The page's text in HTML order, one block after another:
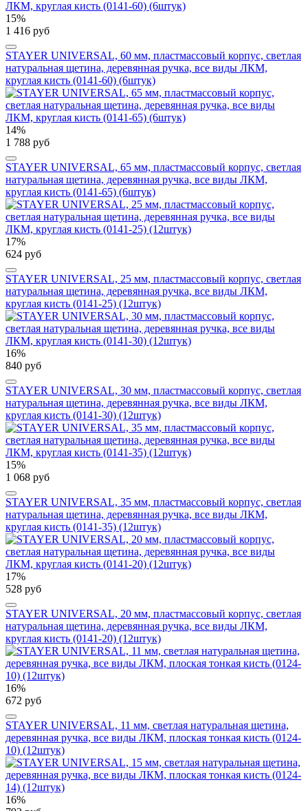
15%
1 416 руб
STAYER UNIVERSAL, 60 мм, пластмассовый корпус, светлая
натуральная щетина, деревянная ручка, все виды ЛКМ,
круглая кисть (0141-60) (6штук)
14%
1 788 руб
STAYER UNIVERSAL, 65 мм, пластмассовый корпус, светлая
натуральная щетина, деревянная ручка, все виды ЛКМ,
круглая кисть (0141-65) (6штук)
17%
624 руб
STAYER UNIVERSAL, 25 мм, пластмассовый корпус, светлая
натуральная щетина, деревянная ручка, все виды ЛКМ,
круглая кисть (0141-25) (12штук)
16%
840 руб
STAYER UNIVERSAL, 30 мм, пластмассовый корпус, светлая
натуральная щетина, деревянная ручка, все виды ЛКМ,
круглая кисть (0141-30) (12штук)
15%
1 068 руб
STAYER UNIVERSAL, 35 мм, пластмассовый корпус, светлая
натуральная щетина, деревянная ручка, все виды ЛКМ,
круглая кисть (0141-35) (12штук)
17%
528 руб
STAYER UNIVERSAL, 20 мм, пластмассовый корпус, светлая
натуральная щетина, деревянная ручка, все виды ЛКМ,
круглая кисть (0141-20) (12штук)
16%
672 руб
STAYER UNIVERSAL, 11 мм, светлая натуральная щетина,
деревянная ручка, все виды ЛКМ, плоская тонкая кисть (0124-
10) (12штук)
16%